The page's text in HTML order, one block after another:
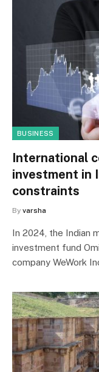
BUSINESS
International
investment in
constraints
By varsha
In 2024, the Indian
investment fund
company WeWork